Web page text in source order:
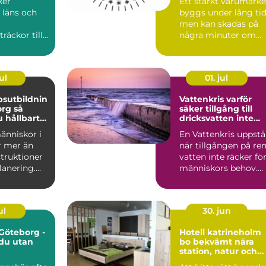
och
till
När
byggs under lång
men kan skadas på
några minuter om
anv...
så
hållbart
i
mer än
01. jul
Vattenkris varför
säker tillgång till
dricksvatten inte
given
En Vattenkris
när tillgången på
vatten inte räcker för
människors behov.
-
utan
30. jun
Hotell katrineholm
bo bekvämt nära
station, natur och